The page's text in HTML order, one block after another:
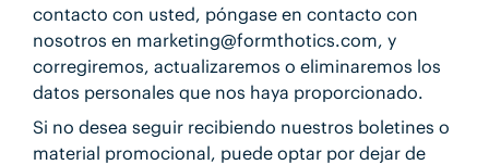
contacto con usted, póngase en contacto con
nosotros en marketing@formthotics.com, y
corregiremos, actualizaremos o eliminaremos los
datos personales que nos haya proporcionado.
Si no desea seguir recibiendo nuestros boletines o
material promocional, puede optar por dejar de